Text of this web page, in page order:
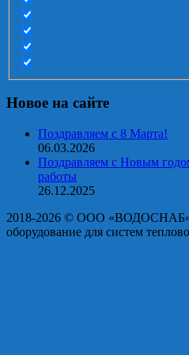
Новое на сайте
Поздравляем с 8 Марта!
06.03.2026
Поздравляем с Новым
работы
26.12.2025
2018-2026 © OOO
оборудование для систем